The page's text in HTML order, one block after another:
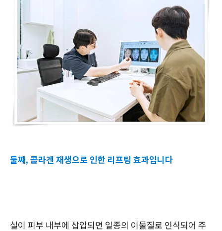
둘째, 콜라겐 재생으로 인한 리프팅 효과입니다
실이 피부 내부에 삽입되면 일종의 이물질로 인식되어 주